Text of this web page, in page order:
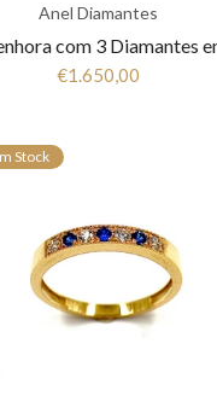
Anel Diamantes
€1.650,00
Stock